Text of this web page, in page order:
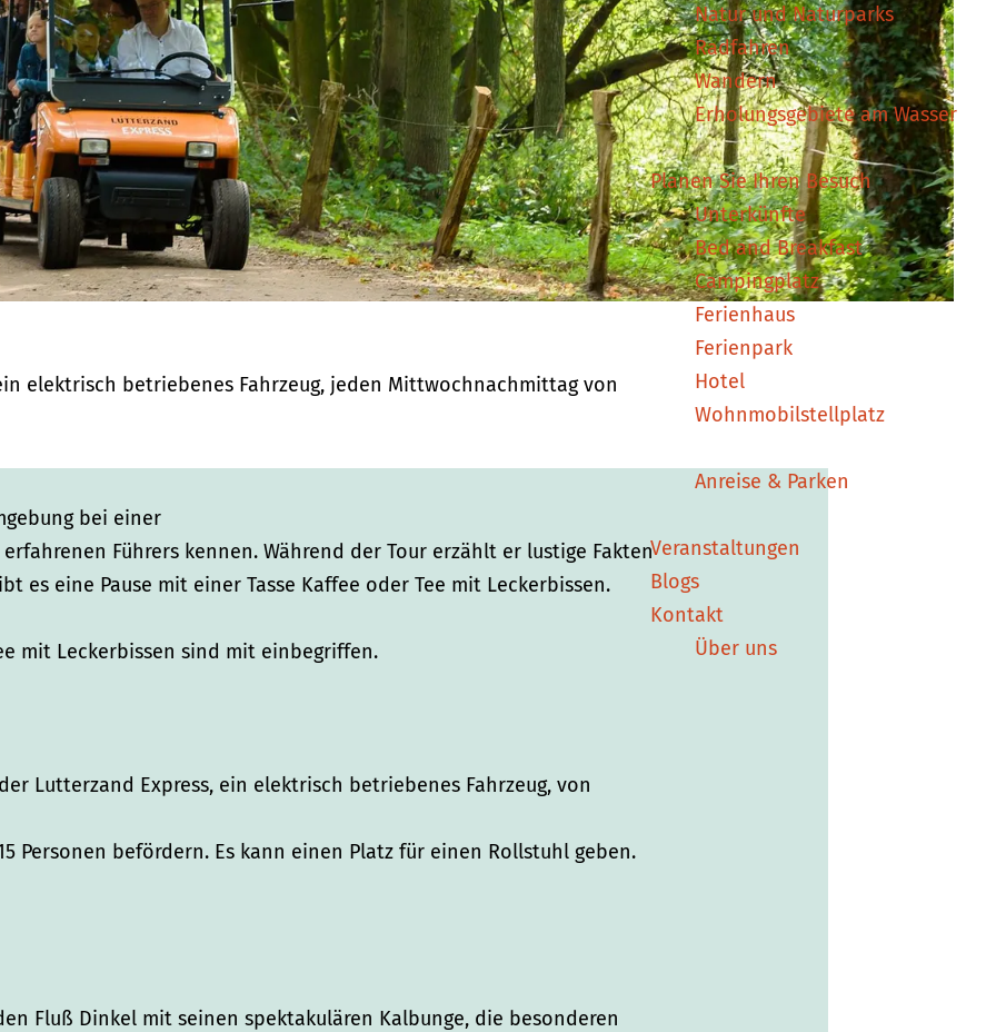
Natur und Naturparks
Radfahren
Wandern
Erholungsgebiete am Wasser
Planen Sie Ihren Besuch
Unterkünfte
Bed and Breakfast
Campingplatz
Ferienhaus
Ferienpark
Hotel
Wohnmobilstellplatz
Anreise & Parken
Veranstaltungen
Blogs
Kontakt
Über uns
elektrisch betriebenes Fahrzeug, jeden Mittwochnachmittag von
bei einer
Führers kennen. Während der Tour erzählt er lustige Fakten
es eine Pause mit einer Tasse Kaffee oder Tee mit Leckerbissen.
mit Leckerbissen sind mit einbegriffen.
Lutterzand Express, ein elektrisch betriebenes Fahrzeug, von
Personen befördern. Es kann einen Platz für einen Rollstuhl geben.
Fluß Dinkel mit seinen spektakulären Kalbunge, die besonderen